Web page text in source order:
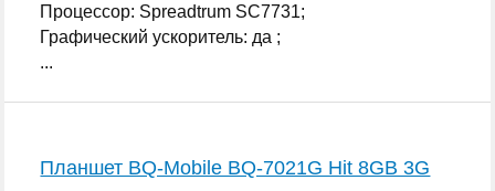
Процессор: Spreadtrum SC7731;
Графический ускоритель: да ;
...
Планшет BQ-Mobile BQ-7021G Hit 8GB 3G